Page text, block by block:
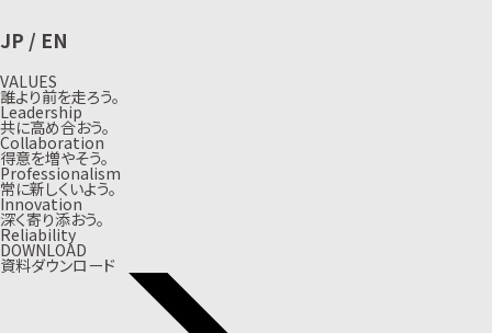
JP / EN
VALUES
誰より前を走ろう。
Leadership
共に高め合おう。
Collaboration
得意を増やそう。
Professionalism
常に新しくいよう。
Innovation
深く寄り添おう。
Reliability
DOWNLOAD
資料ダウンロード